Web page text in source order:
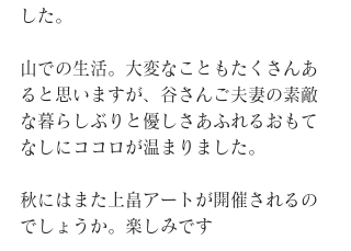
した。
山での生活。大変なこともたくさんあ
ると思いますが、谷さんご夫妻の素敵
な暮らしぶりと優しさあふれるおもて
なしにココロが温まりました。
秋にはまた上畠アートが開催されるの
でしょうか。楽しみです